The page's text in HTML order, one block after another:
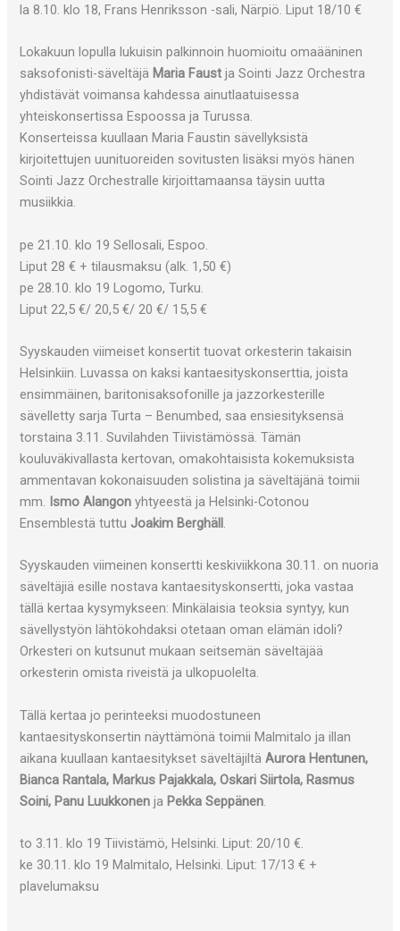
la 8.10. klo 18, Frans Henriksson -sali, Närpiö. Liput 18/10 €
Lokakuun lopulla lukuisin palkinnoin huomioitu omaääninen
saksofonisti-säveltäjä Maria Faust ja Sointi Jazz Orchestra
yhdistävät voimansa kahdessa ainutlaatuisessa
yhteiskonsertissa Espoossa ja Turussa.
Konserteissa kuullaan Maria Faustin sävellyksistä
kirjoitettujen uunituoreiden sovitusten lisäksi myös hänen
Sointi Jazz Orchestralle kirjoittamaansa täysin uutta
musiikkia.
pe 21.10. klo 19 Sellosali, Espoo.
Liput 28 € + tilausmaksu (alk. 1,50 €)
pe 28.10. klo 19 Logomo, Turku.
Liput 22,5 €/ 20,5 €/ 20 €/ 15,5 €
Syyskauden viimeiset konsertit tuovat orkesterin takaisin
Helsinkiin. Luvassa on kaksi kantaesityskonserttia, joista
ensimmäinen, baritonisaksofonille ja jazzorkesterille
sävelletty sarja Turta – Benumbed, saa ensiesityksensä
torstaina 3.11. Suvilahden Tiivistämössä. Tämän
kouluväkivallasta kertovan, omakohtaisista kokemuksista
ammentavan kokonaisuuden solistina ja säveltäjänä toimii
mm. Ismo Alangon yhtyeestä ja Helsinki-Cotonou
Ensemblestä tuttu Joakim Berghäll.
Syyskauden viimeinen konsertti keskiviikkona 30.11. on nuoria
säveltäjiä esille nostava kantaesityskonsertti, joka vastaa
tällä kertaa kysymykseen: Minkälaisia teoksia syntyy, kun
sävellystyön lähtökohdaksi otetaan oman elämän idoli?
Orkesteri on kutsunut mukaan seitsemän säveltäjää
orkesterin omista riveistä ja ulkopuolelta.
Tällä kertaa jo perinteeksi muodostuneen
kantaesityskonsertin näyttämönä toimii Malmitalo ja illan
aikana kuullaan kantaesitykset säveltäjiltäAurora Hentunen,
Bianca Rantala, Markus Pajakkala, Oskari Siirtola, Rasmus
Soini, Panu Luukkonen ja Pekka Seppänen.
to 3.11. klo 19 Tiivistämö, Helsinki. Liput: 20/10 €.
ke 30.11. klo 19 Malmitalo, Helsinki. Liput: 17/13 € +
plavelumaksu